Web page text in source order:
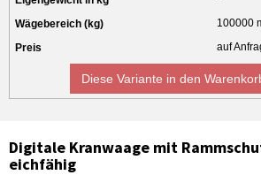
100000
auf
Diese Variante in den
Digitale Kranwaage mit
eichfähig